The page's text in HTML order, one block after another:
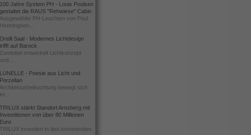
100 Jahre System PH - Louis Poulsen
gestaltet die RAUS "Rehwiese" Cabin
Ausgewählte PH-Leuchten von Poul
Henningsen...
Orelli Saal - Modernes Lichtdesign
trifft auf Barock
Zumtobel entwickelt Lichtkonzept
und...
LUNELLE - Poesie aus Licht und
Porzellan
Architekturbeleuchtung bewegt sich
im...
TRILUX stärkt Standort Arnsberg mit
Investitionen von über 80 Millionen
Euro
TRILUX investiert in den kommenden